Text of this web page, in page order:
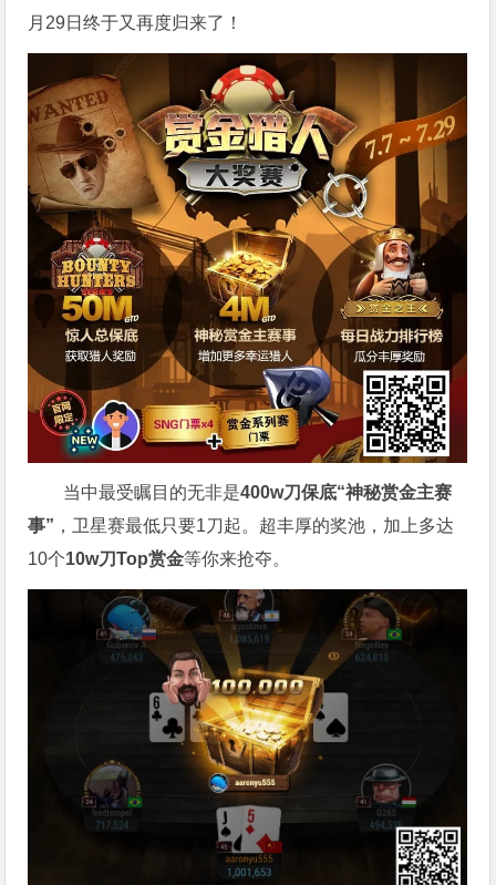
月29日终于又再度归来了！
当中最受瞩目的无非是400w刀保底“神秘赏金主赛
事” ，卫星赛最低只要1刀起。超丰厚的奖池，加上多达
10个10w刀Top赏金等你来抢夺。